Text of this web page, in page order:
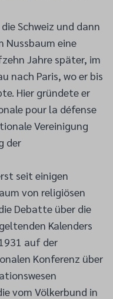
Schweiz und dann
Nussbaum eine
Jahre später, im
nach Paris, wo er bis
Hier gründete er
pour la défense
Vereinigung
der
seit einigen
von religiösen
Debatte über die
Kalenders
auf der
Konferenz über
vom Völkerbund in